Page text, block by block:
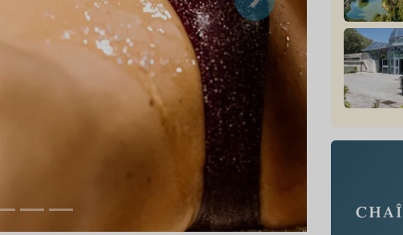
Suivant